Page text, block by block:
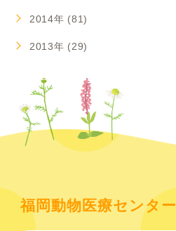
2014年 (81)
2013年 (29)
福岡動物医療センター